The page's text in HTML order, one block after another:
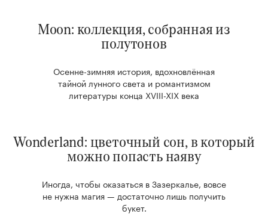
Moon: коллекция, собранная из
полутонов
Осенне-зимняя история, вдохновлённая
тайной лунного света и романтизмом
литературы конца XVIII-XIX века
Wonderland: цветочный сон, в который
можно попасть наяву
Иногда, чтобы оказаться в Зазеркалье, вовсе
не нужна магия — достаточно лишь получить
букет.